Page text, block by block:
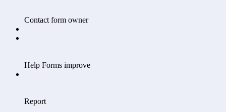
Contact form owner
Help Forms improve
Report